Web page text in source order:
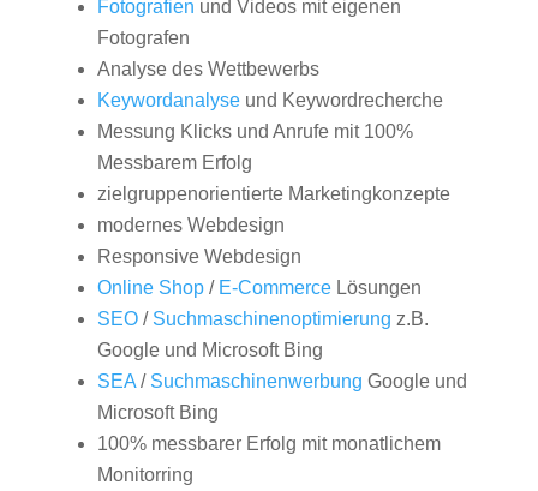
Fotografien und Videos mit eigenen
Fotografen
Analyse des Wettbewerbs
Keywordanalyseund Keywordrecherche
Messung Klicks und Anrufe mit 100%
Messbarem Erfolg
zielgruppenorientierte Marketingkonzepte
modernes Webdesign
Responsive Webdesign
Online Shop/ E-CommerceLösungen
SEO/ Suchmaschinenoptimierung z.B.
Google und Microsoft Bing
SEA/ Suchmaschinenwerbung Google und
Microsoft Bing
100% messbarer Erfolg mit monatlichem
Monitorring